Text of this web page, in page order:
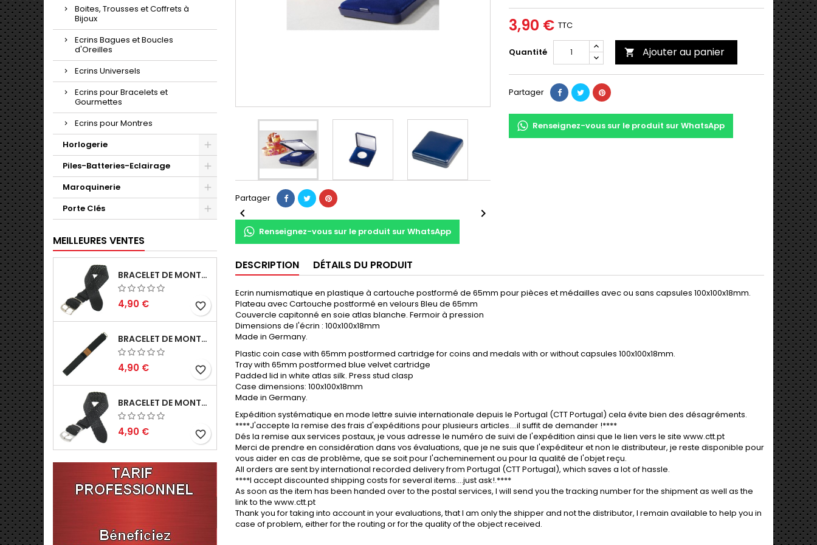
Boites, Trousses et Coffrets à
Bijoux
Ecrins Bagues et Boucles
d'Oreilles
Ecrins Universels
Ecrins pour Bracelets et
Gourmettes
Ecrins pour Montres
Horlogerie
Piles-Batteries-Eclairage
Maroquinerie
Porte Clés
MEILLEURES VENTES
BRACELET DE MONTRE 16MM NOIR PERLON EN NYLON TRESSÉ FABRICATION ARTISANALE
4,90 € favorite_border
BRACELET DE MONTRE SCRATCH 18MM NOIR TEXTILE NYLON SPORTS
4,90 € favorite_border
BRACELET DE MONTRE 14MM NOIR PERLON EN NYLON TRESSÉ FABRICATION ARTISANALE
4,90 € favorite_border
 
Partager
Renseignez-vous sur le produit sur WhatsApp
3,90 € TTC
Quantité  Ajouter au panier
Partager
Renseignez-vous sur le produit sur WhatsApp
DESCRIPTION DÉTAILS DU PRODUIT
Ecrin numismatique en plastique à cartouche postformé de 65mm pour pièces et médailles avec ou sans capsules 100x100x18mm.
Plateau avec Cartouche postformé en velours Bleu de 65mm
Couvercle capitonné en soie atlas blanche. Fermoir à pression
Dimensions de l'écrin : 100x100x18mm
Made in Germany.
Plastic coin case with 65mm postformed cartridge for coins and medals with or without capsules 100x100x18mm.
Tray with 65mm postformed blue velvet cartridge
Padded lid in white atlas silk. Press stud clasp
Case dimensions: 100x100x18mm
Made in Germany.
Expédition systématique en mode lettre suivie internationale depuis le Portugal (CTT Portugal) cela évite bien des désagréments.
****J'accepte la remise des frais d'expéditions pour plusieurs articles....il suffit de demander !****
Dés la remise aux services postaux, je vous adresse le numéro de suivi de l'expédition ainsi que le lien vers le site www.ctt.pt
Merci de prendre en considération dans vos évaluations, que je ne suis que l'expéditeur et non le distributeur, je reste disponible pour
vous aider en cas de problème, que se soit pour l'acheminement ou pour la qualité de l'objet reçu.
All orders are sent by international recorded delivery from Portugal (CTT Portugal), which saves a lot of hassle.
****I accept discounted shipping costs for several items....just ask!.****
As soon as the item has been handed over to the postal services, I will send you the tracking number for the shipment as well as the
link to the www.ctt.pt
Thank you for taking into account in your evaluations, that I am only the shipper and not the distributor, I remain available to help you in
case of problem, either for the routing or for the quality of the object received.